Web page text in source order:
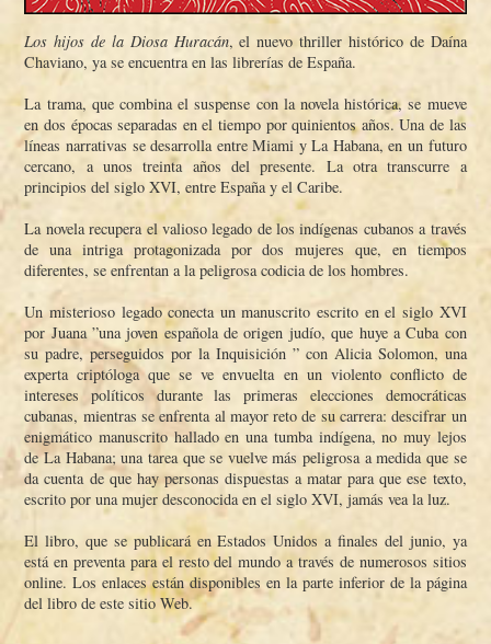
Los hijos de la Diosa Huracán, el nuevo thriller histórico de Daí­na
Chaviano, ya se encuentra en las librerí­as de España.
La trama, que combina el suspense con la novela histórica, se mueve
en dos épocas separadas en el tiempo por quinientos años. Una de las
lí­neas narrativas se desarrolla entre Miami y La Habana, en un futuro
cercano, a unos treinta años del presente. La otra transcurre a
principios del siglo XVI, entre España y el Caribe.
La novela recupera el valioso legado de los indí­genas cubanos a través
de una intriga protagonizada por dos mujeres que, en tiempos
diferentes, se enfrentan a la peligrosa codicia de los hombres.
Un misterioso legado conecta un manuscrito escrito en el siglo XVI
por Juana ”una joven española de origen judí­o, que huye a Cuba con
su padre, perseguidos por la Inquisición ” con Alicia Solomon, una
experta criptóloga que se ve envuelta en un violento conflicto de
intereses polí­ticos durante las primeras elecciones democráticas
cubanas, mientras se enfrenta al mayor reto de su carrera: descifrar un
enigmático manuscrito hallado en una tumba indí­gena, no muy lejos
de La Habana; una tarea que se vuelve más peligrosa a medida que se
da cuenta de que hay personas dispuestas a matar para que ese texto,
escrito por una mujer desconocida en el siglo XVI, jamás vea la luz.
El libro, que se publicará en Estados Unidos a finales del junio, ya
está en preventa para el resto del mundo a través de numerosos sitios
online. Los enlaces están disponibles en la parte inferior de la página
del libro de este sitio Web.